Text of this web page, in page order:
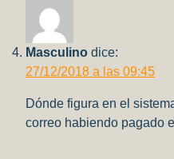
Masculino dice:
27/12/2018 a las 09:45
Dónde figura en el
correo habiendo pagado